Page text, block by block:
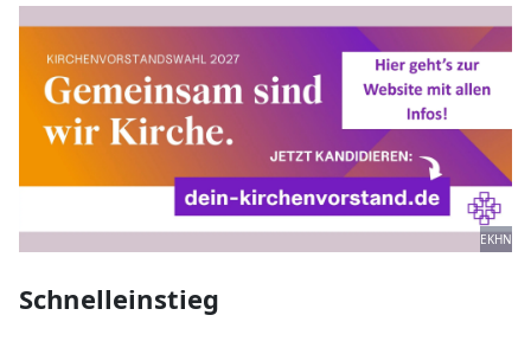
EKHN
Schnelleinstieg